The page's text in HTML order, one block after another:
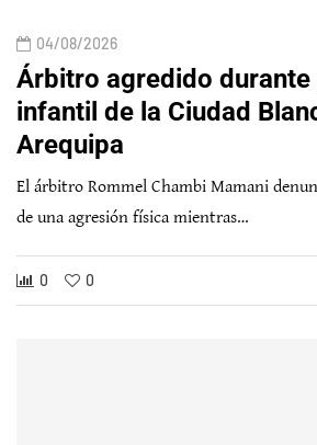
04/08/2026
Árbitro agredido
infantil de la Ciudad
Arequipa
El árbitro Rommel Chambi Mamani
de una agresión física mientras…
0 0